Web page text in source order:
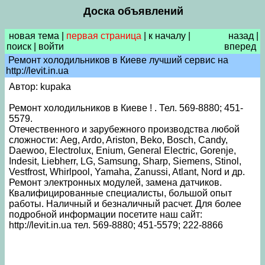
Доска объявлений
новая тема первая страница к началу
поиск
войти
назад
вперед
Ремонт холодильников в Киеве лучший сервис на
http://levit.in.ua
Автор: kupaka
Ремонт холодильников в Киеве ! . Тел. 569-8880; 451-
5579.
Отечественного и зарубежного производства любой
сложности: Aeg, Ardo, Ariston, Beko, Bosch, Candy,
Daewoo, Electrolux, Enium, General Electric, Gorenje,
Indesit, Liebherr, LG, Samsung, Sharp, Siemens, Stinol,
Vestfrost, Whirlpool, Yamaha, Zanussi, Atlant, Nord и др.
Ремонт электронных модулей, замена датчиков.
Квалифицированные специалисты, большой опыт
работы. Наличный и безналичный расчет. Для более
подробной информации посетите наш сайт:
http://levit.in.ua тел. 569-8880; 451-5579; 222-8866